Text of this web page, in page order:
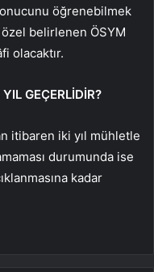
öğrenebilmek
belirlenen ÖSYM
olacaktır.
GEÇERLİDİR?
itibaren iki yıl mühletle
durumunda ise
kadar